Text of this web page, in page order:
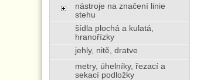
nástroje na značení linie
stehu
šídla plochá a kulatá,
hranořízky
jehly, nitě, dratve
metry, úhelníky, řezací a
sekací podložky